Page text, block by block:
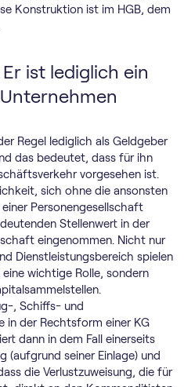
Konstruktion ist im HGB, dem
ist lediglich ein
Regel lediglich als Geldgeber
das bedeutet, dass für ihn
vorgesehen ist.
sich ohne die ansonsten
Personengesellschaft
Stellenwert in der
eingenommen. Nicht nur
Dienstleistungsbereich spielen
wichtige Rolle, sondern
, Schiffs- und
in der Rechtsform einer KG
dann in dem Fall einerseits
seiner Einlage) und
die Verlustzuweisung, die für